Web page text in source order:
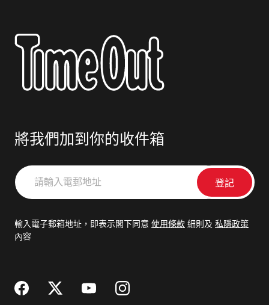
將我們加到你的收件箱
請
輸
郵
輸入電子郵箱地址，即表示閣下同意 使用條款 細則及 私隱政策
內容